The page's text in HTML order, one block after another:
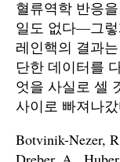
혈류역학 반응
일도 없다—그렇
레인핵의 결과
단한 데이터를
엇을 사실로 셀
사이로 빠져나
Botvinik-Nezer,